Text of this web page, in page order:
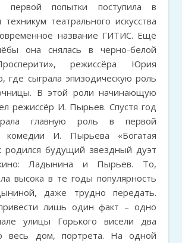
первой попытки поступила в
театрального искусства
название ГИТИС. Ещё
она снялась в черно-белой
режиссёра Юрия
где сыграла эпизодическую роль
В этой роли начинающую
режиссёр И. Пырьев. Спустя год
главную роль в первой
комедии И. Пырьева «Богатая
родился будущий звездный дуэт
кино: Ладынина и Пырьев. То,
высока в те годы популярность
даже трудно передать.
лишь один факт – одно
улицы Горького висели два
весь дом, портрета. На одной